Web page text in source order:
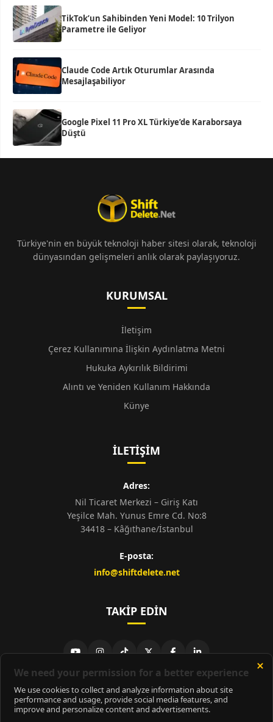
TikTok’un Sahibinden Yeni Model: 10 Trilyon
Parametre ile Geliyor
Claude Code Artık Oturumlar Arasında
Mesajlaşabiliyor
Google Pixel 11 Pro XL Türkiye’de Karaborsaya
Düştü
Türkiye'nin en büyük teknoloji haber sitesi olarak, teknoloji
dünyasından gelişmeleri anlık olarak paylaşıyoruz.
KURUMSAL
İletişim
Çerez Kullanımına İlişkin Aydınlatma Metni
Hukuka Aykırılık Bildirimi
Alıntı ve Yeniden Kullanım Hakkında
Künye
İLETIŞIM
Adres:
Nil Ticaret Merkezi – Giriş Katı
Yeşilce Mah. Yunus Emre Cd. No:8
34418 – Kâğıthane/İstanbul
E-posta:
info@shiftdelete.net
TAKIP EDIN